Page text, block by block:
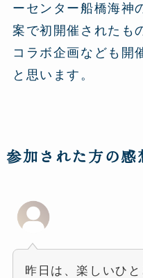
ーセンター船橋海神
案で初開催されたも
コラボ企画なども開
と思います。
参加された方の感
昨日は、楽しいひ